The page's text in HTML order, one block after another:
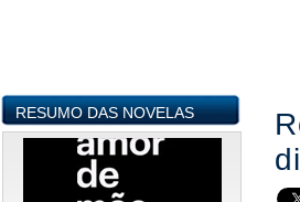
RESUMO DAS NOVELAS